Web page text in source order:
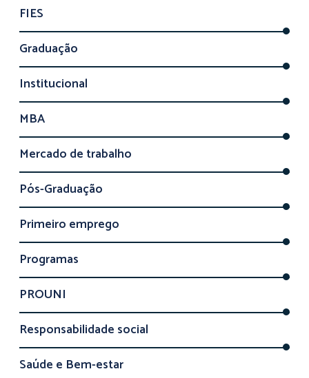
FIES
Graduação
Institucional
MBA
Mercado de trabalho
Pós-Graduação
Primeiro emprego
Programas
PROUNI
Responsabilidade social
Saúde e Bem-estar